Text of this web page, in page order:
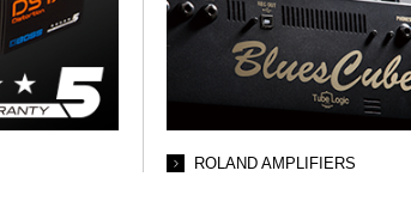
ROLAND AMPLIFIERS